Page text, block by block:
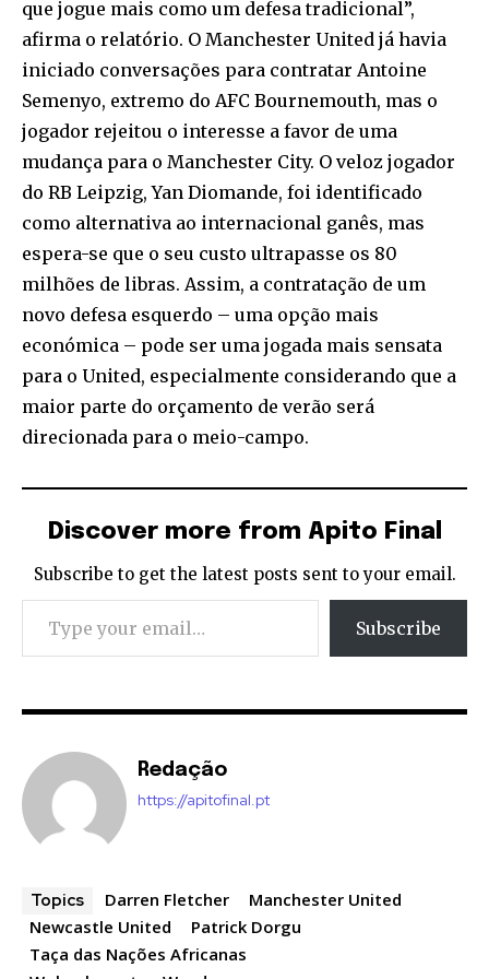
que jogue mais como um defesa tradicional”,
afirma o relatório. O Manchester United já havia
iniciado conversações para contratar Antoine
Semenyo, extremo do AFC Bournemouth, mas o
jogador rejeitou o interesse a favor de uma
mudança para o Manchester City. O veloz jogador
do RB Leipzig, Yan Diomande, foi identificado
como alternativa ao internacional ganês, mas
espera-se que o seu custo ultrapasse os 80
milhões de libras. Assim, a contratação de um
novo defesa esquerdo – uma opção mais
económica – pode ser uma jogada mais sensata
para o United, especialmente considerando que a
maior parte do orçamento de verão será
direcionada para o meio-campo.
Discover more from Apito Final
Subscribe to get the latest posts sent to your email.
Type your email…
Subscribe
Redação
https://apitofinal.pt
Topics Darren Fletcher
Manchester United
Newcastle United
Patrick Dorgu
Taça das Nações Africanas